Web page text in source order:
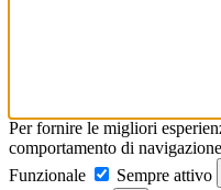
Per fornire le migliori
comportamento di
Funzionale
Funzionale
Sempre attivo